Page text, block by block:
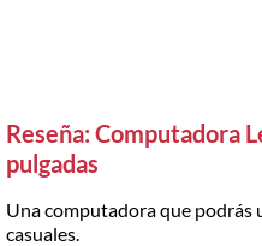
Reseña: Computadora
pulgadas
Una computadora que podrás
casuales.